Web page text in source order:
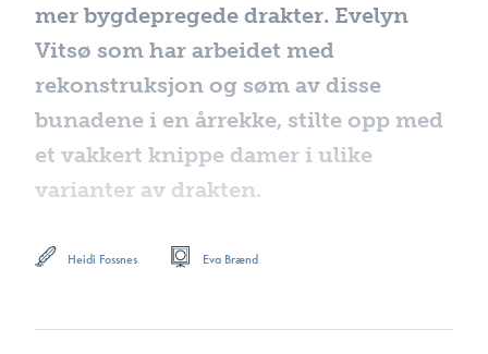
mer bygdepregede drakter. Evelyn
Vitsø som har arbeidet med
rekonstruksjon og søm av disse
bunadene i en årrekke, stilte opp med
et vakkert knippe damer i ulike
varianter av drakten.
Heidi Fossnes Eva Brænd